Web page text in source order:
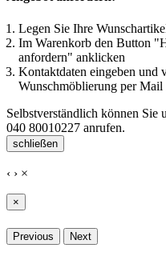
Legen Sie Ihre
Im Warenkorb den Button
anfordern" anklicken
Kontaktdaten eingeben und
Wunschmöblierung per Mail
Selbstverständlich können Sie
040 80010227 anrufen.
schließen
‹ › ×
×
Previous Next